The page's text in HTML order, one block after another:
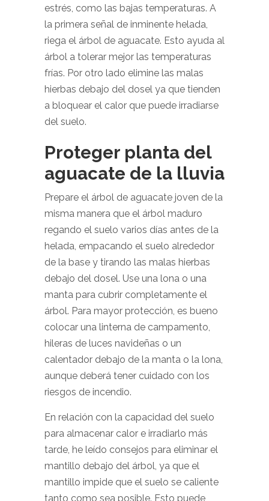
estrés, como las bajas temperaturas. A
la primera señal de inminente helada,
riega el árbol de aguacate. Esto ayuda al
árbol a tolerar mejor las temperaturas
frías. Por otro lado elimine las malas
hierbas debajo del dosel ya que tienden
a bloquear el calor que puede irradiarse
del suelo.
Proteger planta del
aguacate de la lluvia
Prepare el árbol de aguacate joven de la
misma manera que el árbol maduro
regando el suelo varios días antes de la
helada, empacando el suelo alrededor
de la base y tirando las malas hierbas
debajo del dosel. Use una lona o una
manta para cubrir completamente el
árbol. Para mayor protección, es bueno
colocar una linterna de campamento,
hileras de luces navideñas o un
calentador debajo de la manta o la lona,
​​aunque deberá tener cuidado con los
riesgos de incendio.
En relación con la capacidad del suelo
para almacenar calor e irradiarlo más
tarde, he leído consejos para eliminar el
mantillo debajo del árbol, ya que el
mantillo impide que el suelo se caliente
tanto como sea posible. Esto puede